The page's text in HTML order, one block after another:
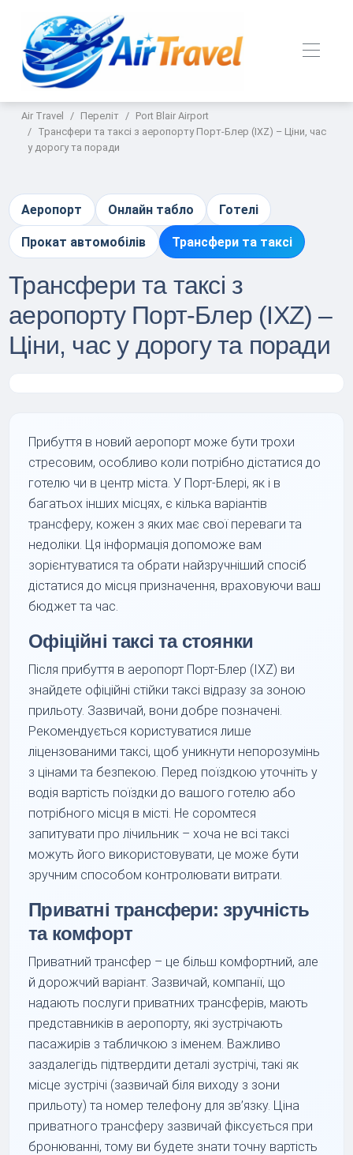
Air Travel Переліт
Port Blair Airport
Трансфери та таксі з аеропорту Порт-Блер (IXZ) – Ціни, час
у дорогу та поради
Аеропорт Онлайн табло Готелі
Прокат автомобілів Трансфери та таксі
Трансфери та таксі з
аеропорту Порт-Блер (IXZ) –
Ціни, час у дорогу та поради
Прибуття в новий аеропорт може бути трохи
стресовим, особливо коли потрібно дістатися до
готелю чи в центр міста. У Порт-Блері, як і в
багатьох інших місцях, є кілька варіантів
трансферу, кожен з яких має свої переваги та
недоліки. Ця інформація допоможе вам
зорієнтуватися та обрати найзручніший спосіб
дістатися до місця призначення, враховуючи ваш
бюджет та час.
Офіційні таксі та стоянки
Після прибуття в аеропорт Порт-Блер (IXZ) ви
знайдете офіційні стійки таксі відразу за зоною
прильоту. Зазвичай, вони добре позначені.
Рекомендується користуватися лише
ліцензованими таксі, щоб уникнути непорозумінь
з цінами та безпекою. Перед поїздкою уточніть у
водія вартість поїздки до вашого готелю або
потрібного місця в місті. Не соромтеся
запитувати про лічильник – хоча не всі таксі
можуть його використовувати, це може бути
зручним способом контролювати витрати.
Приватні трансфери: зручність
та комфорт
Приватний трансфер – це більш комфортний, але
й дорожчий варіант. Зазвичай, компанії, що
надають послуги приватних трансферів, мають
представників в аеропорту, які зустрічають
пасажирів з табличкою з іменем. Важливо
заздалегідь підтвердити деталі зустрічі, такі як
місце зустрічі (зазвичай біля виходу з зони
прильоту) та номер телефону для зв’язку. Ціна
приватного трансферу зазвичай фіксується при
бронюванні, тому ви будете знати точну вартість